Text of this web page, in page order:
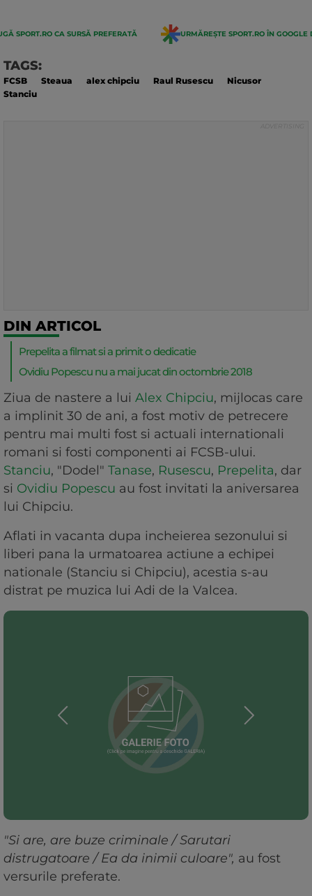
SPORT.RO CA SURSĂ PREFERATĂ URMĂREȘTE SPORT.RO ÎN GOOGLE
TAGS:
FCSB Steaua alex chipciu Raul Rusescu
Nicusor
Stanciu
DIN ARTICOL
Prepelita a filmat si a primit o dedicatie
Ovidiu Popescu nu a mai jucat din octombrie 2018
Ziua de nastere a lui Alex Chipciu, mijlocas care
a implinit 30 de ani, a fost motiv de petrecere
pentru mai multi fost si actuali internationali
romani si fosti componenti ai FCSB-ului.
Stanciu, "Dodel" Tanase, Rusescu, Prepelita, dar
si Ovidiu Popescu au fost invitati la aniversarea
lui Chipciu.
Aflati in vacanta dupa incheierea sezonului si
liberi pana la urmatoarea actiune a echipei
nationale (Stanciu si Chipciu), acestia s-au
distrat pe muzica lui Adi de la Valcea.
"Si are, are buze criminale / Sarutari
distrugatoare / Ea da inimii culoare", au fost
versurile preferate.